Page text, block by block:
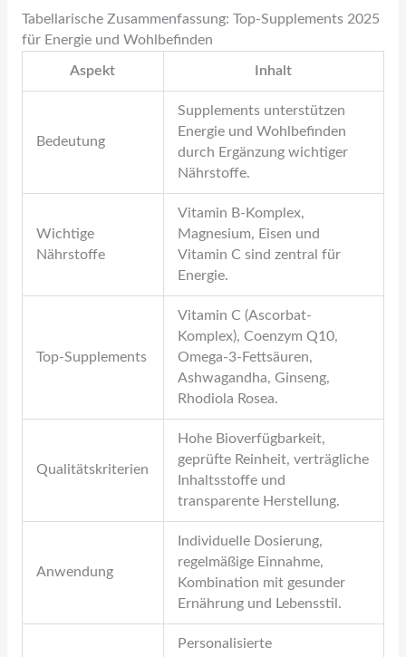
Tabellarische Zusammenfassung: Top-Supplements 2025
für Energie und Wohlbefinden
Aspekt Inhalt
Bedeutung
Supplements unterstützen
Energie und Wohlbefinden
durch Ergänzung wichtiger
Nährstoffe.
Wichtige
Nährstoffe
Vitamin B-Komplex,
Magnesium, Eisen und
Vitamin C sind zentral für
Energie.
Top-Supplements
Vitamin C (Ascorbat-
Komplex), Coenzym Q10,
Omega-3-Fettsäuren,
Ashwagandha, Ginseng,
Rhodiola Rosea.
Qualitätskriterien
Hohe Bioverfügbarkeit,
geprüfte Reinheit, verträgliche
Inhaltsstoffe und
transparente Herstellung.
Anwendung
Individuelle Dosierung,
regelmäßige Einnahme,
Kombination mit gesunder
Ernährung und Lebensstil.
Personalisierte